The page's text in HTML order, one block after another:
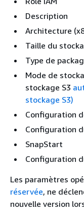
Description
Architecture
Taille du
Type de
Mode de
stockage S3
stockage S3)
Configuration
Configuration
SnapStart
Configuration
Les paramètres
réservée, ne
nouvelle version